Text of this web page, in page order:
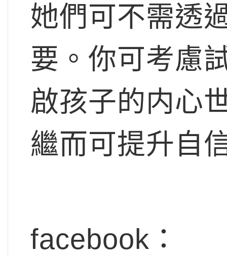
她們可不需透
要。你可考慮
啟孩子的内心
繼而可提升自
facebook：